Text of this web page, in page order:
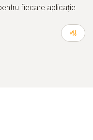
fiecare aplicație